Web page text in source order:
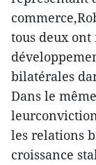
tous deux
bilatérales
Dans le
les relations
croissance